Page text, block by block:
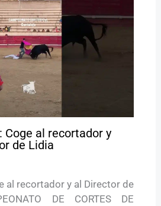
Coge al recortador y
de Lidia
al recortador y al Director de
DE CORTES DE